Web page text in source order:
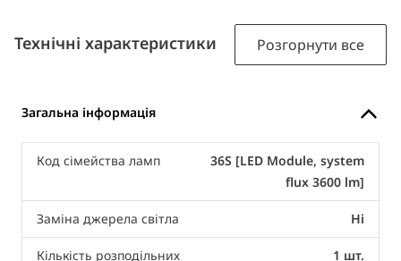
Технічні характеристики Розгорнути все
Загальна інформація
Код сімейства ламп
36S [LED Module, system
flux 3600 lm]
Заміна джерела світла Ні
Кількість розподільних
1 шт.